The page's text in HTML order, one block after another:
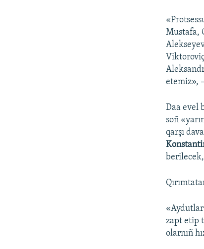
Mustafa,
etemiz»,
Daa evel
soñ
qarşı
«Aydutlar
zapt etip
olarnıñ